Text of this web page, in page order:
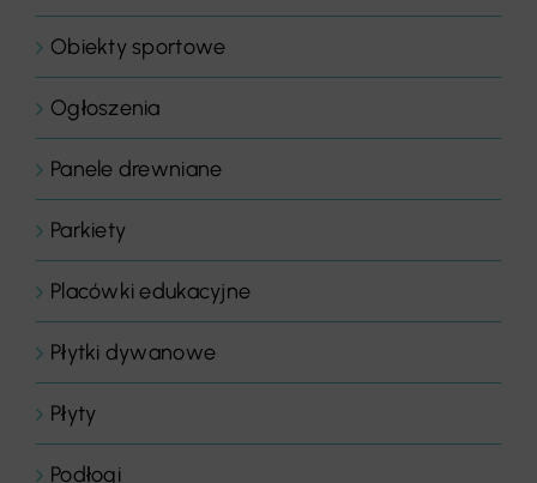
Obiekty sportowe
Ogłoszenia
Panele drewniane
Parkiety
Placówki edukacyjne
Płytki dywanowe
Płyty
Podłogi